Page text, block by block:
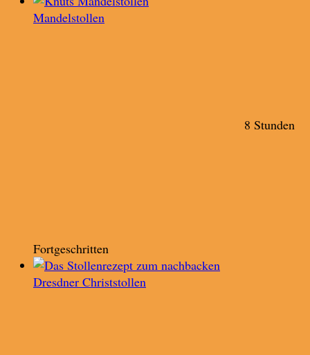
Mandelstollen
8 Stunden
Fortgeschritten
Dresdner Christstollen